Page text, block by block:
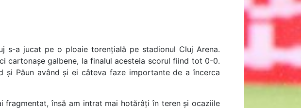
s-a jucat pe o ploaie torențială pe stadionul Cluj Arena.
cartonașe galbene, la finalul acesteia scorul fiind tot 0-0.
și Păun având și ei câteva faze importante de a încerca
fragmentat, însă am intrat mai hotărâți în teren și ocaziile